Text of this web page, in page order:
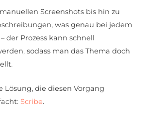
Screenshots bis hin zu
was genau bei jedem
der Prozess kann schnell
sodass man das Thema doch
Lösung, die diesen Vorgang
Scribe.